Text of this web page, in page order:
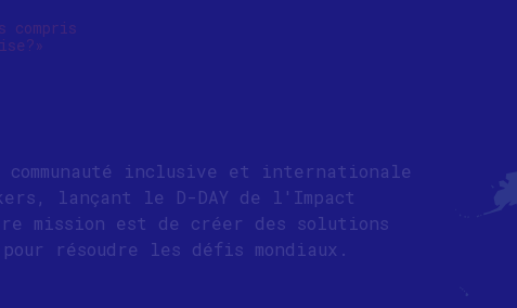
compris
communauté inclusive et internationale
lançant le D-DAY de l'Impact
mission est de créer des solutions
résoudre les défis mondiaux.